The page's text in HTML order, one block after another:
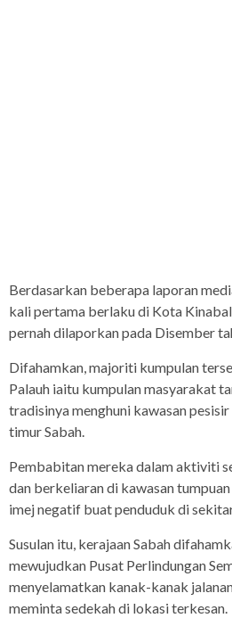
Berdasarkan beberapa laporan
kali pertama berlaku di Kota
pernah dilaporkan pada Disember
Difahamkan, majoriti kumpulan
Palauh iaitu kumpulan masyarakat
tradisinya menghuni kawasan
timur Sabah.
Pembabitan mereka dalam aktiviti
dan berkeliaran di kawasan
imej negatif buat penduduk di
Susulan itu, kerajaan Sabah
mewujudkan Pusat Perlindungan
menyelamatkan kanak-kanak
meminta sedekah di lokasi terkesan.